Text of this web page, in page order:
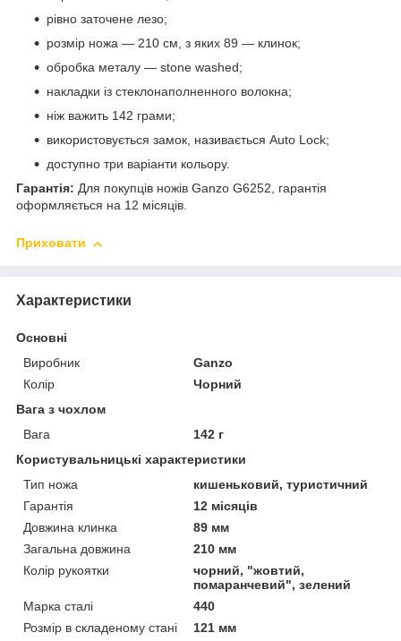
рівно заточене лезо;
розмір ножа — 210 см, з яких 89 — клинок;
обробка металу — stone washed;
накладки із стеклонаполненного волокна;
ніж важить 142 грами;
використовується замок, називається Auto Lock;
доступно три варіанти кольору.
Гарантія: Для покупців ножів Ganzo G6252, гарантія
оформляється на 12 місяців.
Приховати
Характеристики
Основні
Виробник
Ganzo
Колір
Чорний
Вага з чохлом
Вага
142 г
Користувальницькі характеристики
Тип ножа
кишеньковий, туристичний
Гарантія
12 місяців
Довжина клинка
89 мм
Загальна довжина
210 мм
Колір рукоятки
чорний, "жовтий,
помаранчевий", зелений
Марка сталі
440
Розмір в складеному стані
121 мм